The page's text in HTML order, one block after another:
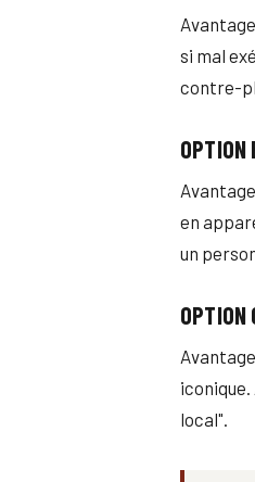
si mal
contre-
OPTION
en
un
OPTION
local".